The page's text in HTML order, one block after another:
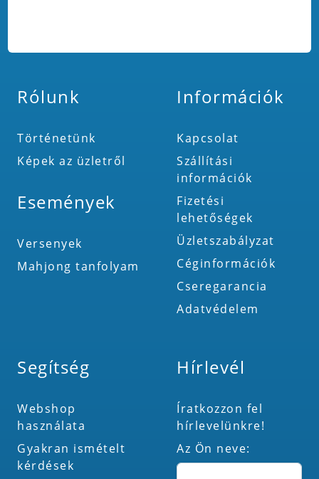
Rólunk
Történetünk
Képek az üzletről
Események
Versenyek
Mahjong tanfolyam
Információk
Kapcsolat
Szállítási
információk
Fizetési
lehetőségek
Üzletszabályzat
Céginformációk
Cseregarancia
Adatvédelem
Segítség
Webshop
használata
Gyakran ismételt
kérdések
Hírlevél
Íratkozzon fel
hírlevelünkre!
Az Ön neve: